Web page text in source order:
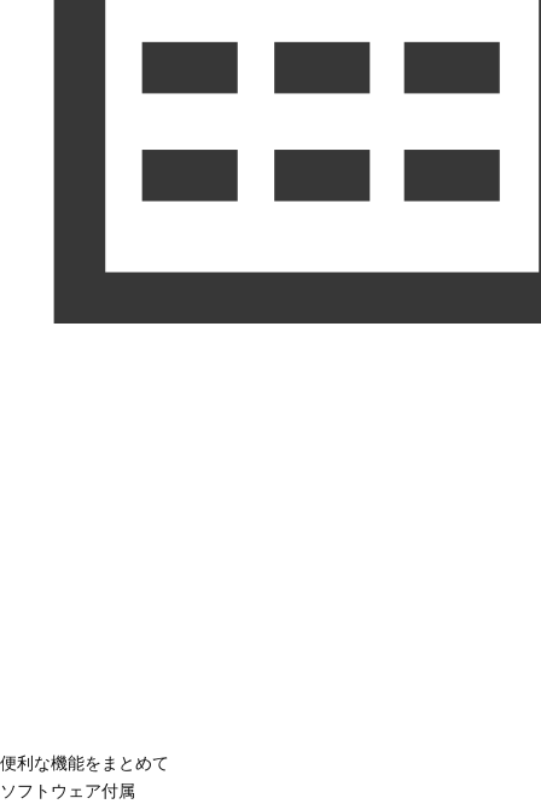
便利な機能をまとめて
ソフトウェア付属